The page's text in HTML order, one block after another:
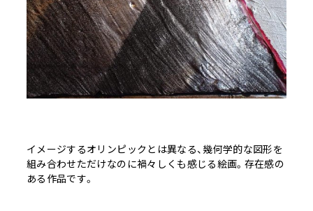
イメージするオリンピックとは異なる、幾何学的な図形を
組み合わせただけなのに禍々しくも感じる絵画。存在感の
ある作品です。